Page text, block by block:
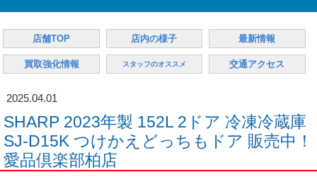
店舗TOP 店内の様子 最新情報
買取強化情報 スタッフのオススメ 交通アクセス
2025.04.01
SHARP 2023年製 152L 2ドア 冷凍冷蔵庫
SJ-D15K つけかえどっちもドア 販売中！
愛品倶楽部柏店